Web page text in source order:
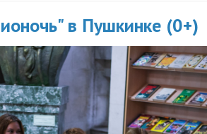
в Пушкинке (0+)